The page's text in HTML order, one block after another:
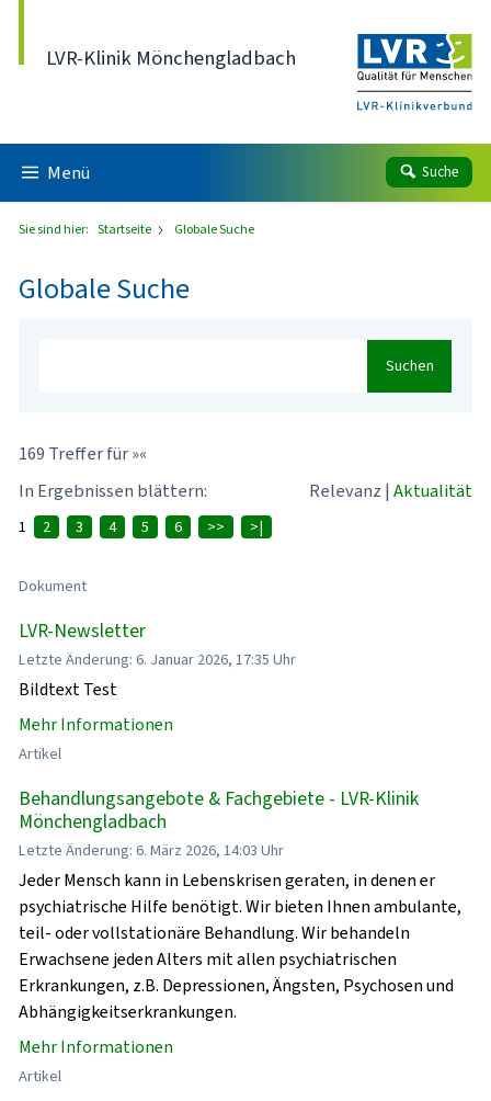
LVR-Klinik Mönchengladbach
Menü Suche
Sie sind hier: Startseite Globale Suche
Globale Suche
Suchen
169 Treffer für »«
In Ergebnissen blättern:
Relevanz | Aktualität
1 2 3 4 5 6 >> >|
Dokument
LVR-Newsletter
Letzte Änderung: 6. Januar 2026, 17:35 Uhr
Bildtext Test
Mehr Informationen
Artikel
Behandlungsangebote & Fachgebiete - LVR-Klinik
Mönchengladbach
Letzte Änderung: 6. März 2026, 14:03 Uhr
Jeder Mensch kann in Lebenskrisen geraten, in denen er
psychiatrische Hilfe benötigt. Wir bieten Ihnen ambulante,
teil- oder vollstationäre Behandlung. Wir behandeln
Erwachsene jeden Alters mit allen psychiatrischen
Erkrankungen, z.B. Depressionen, Ängsten, Psychosen und
Abhängigkeitserkrankungen.
Mehr Informationen
Artikel